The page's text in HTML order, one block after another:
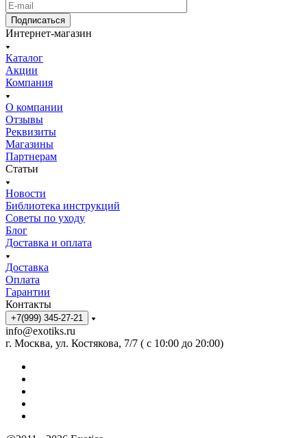
Подписаться
Интернет-магазин
Каталог
Акции
Компания
О компании
Отзывы
Реквизиты
Магазины
Партнерам
Статьи
Новости
Библиотека инструкций
Советы по уходу
Блог
Доставка и оплата
Доставка
Оплата
Гарантии
Контакты
+7(999) 345-27-21
info@exotiks.ru
г. Москва, ул. Костякова, 7/7 ( с 10:00 до 20:00)